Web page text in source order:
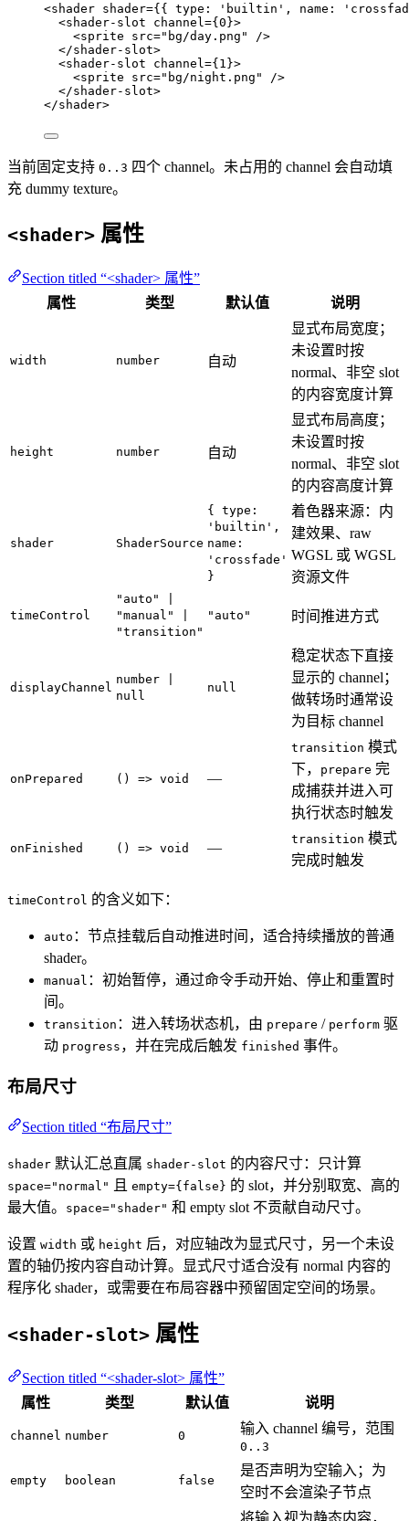
<shader shader={{ type: ' builtin ' , name: '
<shader-slot channel ={0}>
<sprite src=" bg/day.png "
/>
</shader-slot>
<shader-slot channel ={1 }>
<sprite src=" bg/night.png "
/>
</shader-slot>
</shader>
当前固定支持 0..3 四个 channel。未占用的 channel 会自动填
充 dummy texture。
<shader> 属性
Section titled “<shader> 属性”
属性
类型 默认值 说明
width number 自动
显式布局宽度；
未设置时按
normal、非空 slot
的内容宽度计算
height number 自动
显式布局高度；
未设置时按
normal、非空 slot
的内容高度计算
shader ShaderSource
{ type:
'builtin',
name:
'crossfade'
}
着色器来源：内
建效果、raw
WGSL 或 WGSL
资源文件
timeControl
"auto" |
"manual" |
"transition"
"auto" 时间推进方式
displayChannel
number |
null
null
稳定状态下直接
显示的 channel；
做转场时通常设
为目标 channel
onPrepared () => void —
transition 模式
下，
prepare 完
成捕获并进入可
执行状态时触发
onFinished () => void —
transition 模式
完成时触发
timeControl 的含义如下：
auto ：节点挂载后自动推进时间，适合持续播放的普通
shader。
manual ：初始暂停，通过命令手动开始、停止和重置时
间。
transition ：进入转场状态机，由 prepare / perform 驱
动 progress ，并在完成后触发 finished 事件。
布局尺寸
Section titled “布局尺寸”
shader 默认汇总直属 shader-slot 的内容尺寸：只计算
space="normal" 且 empty={false} 的 slot，并分别取宽、高的
最大值。
space="shader" 和 empty slot 不贡献自动尺寸。
设置 width 或 height 后，对应轴改为显式尺寸，另一个未设
置的轴仍按内容自动计算。显式尺寸适合没有 normal 内容的
程序化 shader，或需要在布局容器中预留固定空间的场景。
<shader-slot> 属性
Section titled “<shader-slot> 属性”
属性
类型 默认值 说明
channel number 0 输入 channel 编号，范围
0..3
empty boolean false
是否声明为空输入；为
空时不会渲染子节点
将输入视为静态内容，